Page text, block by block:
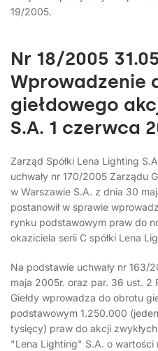
19/2005.
Nr 18/2005
Wprowadzenie
giełdowego
S.A. 1 czerwca
Zarząd Spółki Lena Lighting
uchwały nr 170/2005 Zarządu
w Warszawie S.A. z dnia 30
postanowił w sprawie
rynku podstawowym praw do
okaziciela serii C spółki Lena
Na podstawie uchwały nr 163/
maja 2005r. oraz par. 36 ust. 2
Giełdy wprowadza do obrotu
podstawowym 1.250.000
tysięcy) praw do akcji
"Lena Lighting" S.A. o wartości